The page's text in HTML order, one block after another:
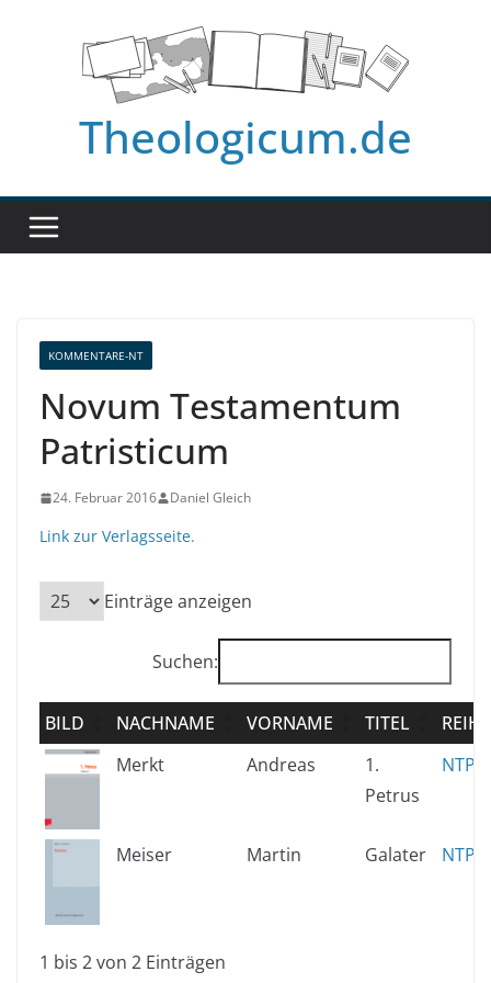
Theologicum.de
KOMMENTARE-NT
Novum Testamentum
Patristicum
24. Februar 2016 Daniel Gleich
Link zur Verlagsseite.
Einträge anzeigen
Suchen:
BILD NACHNAME VORNAME TITEL
REIHE
Merkt
Andreas
1.
Petrus
NTP
Meiser Martin Galater NTP
1 bis 2 von 2 Einträgen